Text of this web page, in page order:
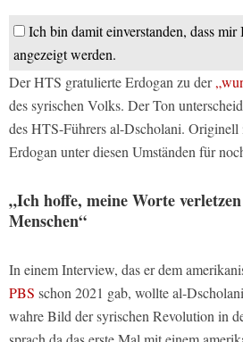
Ich bin damit einverstanden, dass
angezeigt werden.
Der HTS gratulierte Erdogan zu der
des syrischen Volks. Der Ton
des HTS-Führers al-Dscholani. Originell
Erdogan unter diesen Umständen für
„Ich hoffe, meine Worte
Menschen“
In einem Interview, das er dem
PBS schon 2021 gab, wollte al-
wahre Bild der syrischen Revolution in